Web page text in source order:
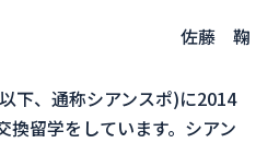
佐藤 鞠
下、通称シアンスポ)に2014
換留学をしています。シアン